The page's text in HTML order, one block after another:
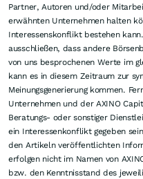
Partner, Autoren und/oder
erwähnten Unternehmen halten
Interessenskonflikt bestehen
ausschließen, dass andere
von uns besprochenen Werte im
kann es in diesem Zeitraum zur
Meinungsgenerierung kommen.
Unternehmen und der AXINO
Beratungs- oder sonstiger
ein Interessenkonflikt gegeben
den Artikeln veröffentlichten
erfolgen nicht im Namen von
bzw. den Kenntnisstand des